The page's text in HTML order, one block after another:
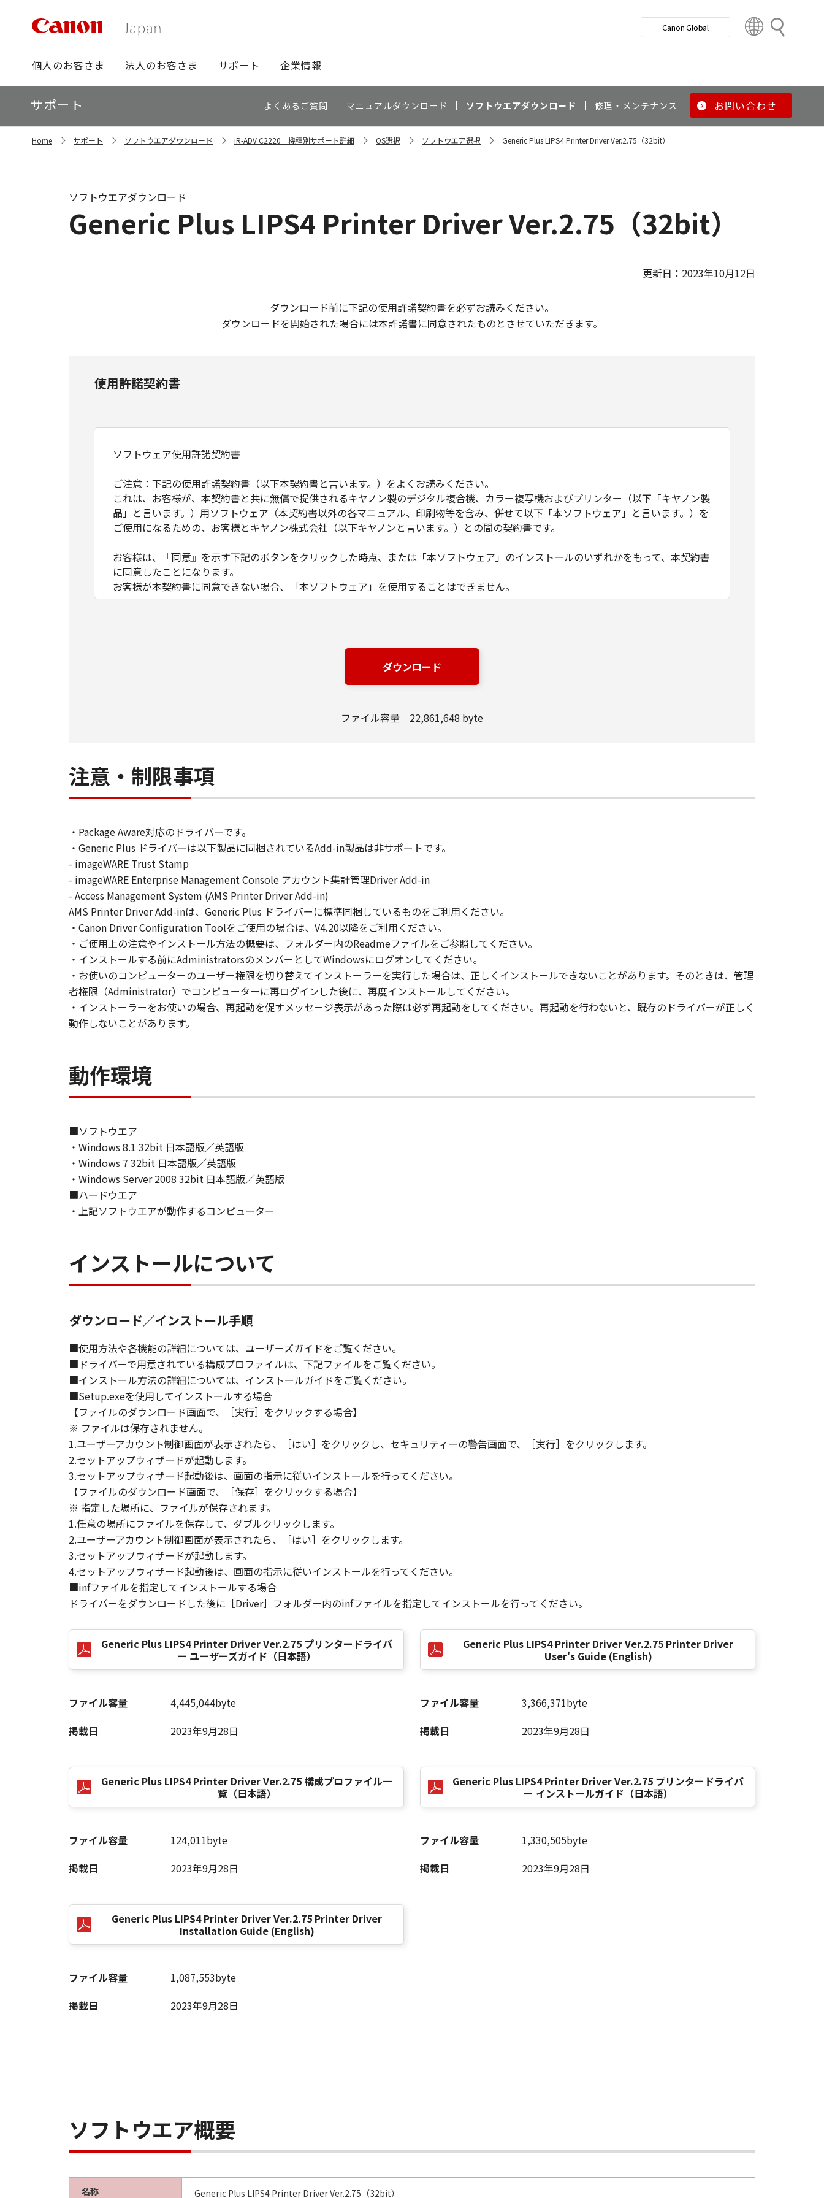
検
グ
ロ
ー
バ
ビ
個人のお客さま 法人のお客さま サポート 企業情報
Canon Global
t
y
ロ
ー
カ
ル
サポート よくあるご質問 マニュアルダウンロード ソフトウエアダウンロード 修理・メンテナンス お問い合わせ
Home サポート ソフトウエアダウンロード iR-ADV C2220 機種別サポート詳細 OS選択 ソフトウエア選択 Generic Plus LIPS4 Printer Driver Ver.2.75（32bit）
Generic Plus LIPS4 Printer Driver Ver.2.75（32bit）
ソフトウエアダウンロード
更新日：2023年10月12日
ダウンロード前に下記の使用許諾契約書を必ずお読みください。
ダウンロードを開始された場合には本許諾書に同意されたものとさせていただきます。
使用許諾契約書
ソフトウェア使用許諾契約書
ご注意：下記の使用許諾契約書（以下本契約書と言います。）をよくお読みください。
これは、お客様が、本契約書と共に無償で提供されるキヤノン製のデジタル複合機、カラー複写機およびプリンター（以下「キヤノン製
品」と言います。）用ソフトウェア（本契約書以外の各マニュアル、印刷物等を含み、併せて以下「本ソフトウェア」と言います。）を
ご使用になるための、お客様とキヤノン株式会社（以下キヤノンと言います。）との間の契約書です。
お客様は、『同意』を示す下記のボタンをクリックした時点、または「本ソフトウェア」のインストールのいずれかをもって、本契約書
に同意したことになります。
お客様が本契約書に同意できない場合、「本ソフトウェア」を使用することはできません。
数のコンピューター（以下「指定機器」と言います。）において、「本ソフトウェア」を使用（本契約書においては、「本ソフトウェ
ア」をコンピューターの記憶媒体上にインストールすること、またはコンピューターにおいて表示すること、アクセスすること、もしく
は実行することのいずれも含むものとします。）するための非独占的権利をお客様に対して許諾します。お客様は、また「指定機器」に
ネットワークを通じて接続されたコンピューター上で、かかるコンピューターの使用者に対して「本ソフトウェア」を使用させることが
ができます。
(3) 上記(1)および(2)に定める場合を除き、キヤノンまたはキヤノンのライセンサーのいかなる知的財産権も、明示たると黙示たるとを問
わず、本契約書によってお客様に譲渡あるいは許諾されるものではありません。
とはできません。
(2) お客様は、「本ソフトウェア」の全部または一部を修正、改変、逆コンパイル、逆アセンブル、その他リバースエンジニアリング等
することはできません。また第三者にこのような行為をさせてはなりません。
３．著作権表示
お客様は、「本ソフトウェア」に含まれるキヤノンまたはキヤノンのライセンサーの著作権表示を変更し、除去しもしくは削除してはな
りません。
４．所有権
「本ソフトウェア」に係る権原および所有権は、その内容によりキヤノンまたはキヤノンのライセンサーに帰属します。
５．輸出
お客様は、日本国政府または関連する外国政府より必要な許可等を得ることなしに、「本ソフトウェア」の全部または一部を、直接また
は間接に輸出してはなりません。
キヤノン、キヤノンの子会社、関係会社、それらの販売代理店および販売店、並びにキヤノンのライセンサーは、お客様による「本ソフ
トウェア」の使用を支援すること、および「本ソフトウェア」に対してアップデート、バグの修正あるいはサポートを行うことについ
て、いかなる責任も負うものではありません。
７．保証の否認・免責
(1) 「本ソフトウェア」は、『現状のまま』の状態で使用許諾されます。キヤノン、キヤノンのライセンサー、キヤノンの子会社、キヤ
ノンの関連会社、それらの販売代理店または販売店のいずれも、「本ソフトウェア」に関して、商品性および特定の目的への適合性の保
証を含め、いかなる保証も、明示たると黙示たるとを問わず一切しないものとします。
(2) キヤノン、キヤノンのライセンサー、キヤノンの子会社、キヤノンの関連会社、それらの販売代理店または販売店のいずれも、「本
ソフトウェア」の使用または使用不能から生ずるいかなる損害（逸失利益およびその他の派生的または付随的な損害を含むがこれらに限
定されない全ての損害を言います。）について、適用法で認められる限り、一切の責任を負わないものとします。たとえ、キヤノン、キ
(3) キヤノン、キヤノンのライセンサー、キヤノンの子会社、キヤノンの関連会社、それらの販売代理店または販売店のいずれも、「本
８．契約期間
効し、下記(2)または(3)により終了されるまで有効に存続します。
(2) お客様は、「本ソフトウェア」およびその複製物のすべてを廃棄および消去することにより、本契約書を終了させることができま
す。
(3) お客様が本契約書のいずれかの条項に違反した場合、本契約書は直ちに終了します。
(4) お客様は、上記(3)によって本契約書が終了した場合、速やかに、「本ソフトウェア」およびその複製物のすべてを廃棄または消去す
るものとします。
(5) 上記にかかわらず、本契約書第2条、第4条から第7条まで、第8条第4項および第10条の規定は、本契約書の終了後も効力を有しま
す。
９．U.S. GOVERNMENT RESTRICTED RIGHTS NOTICE
“米国政府エンドユーザー”とは、米国政府の機関また団体を意味します。もしお客様が米国政府エンドユーザーである場合、以下の規定
が適用されます：The SOFTWARE is a "commercial item," as that term is defined at 48 C.F.R. 2.101 (Oct 1995), consisting of
"commercial computer software" and "commercial computer software documentation," as such terms are used in 48 C.F.R. 12.212
(Sept 1995). Consistent with 48 C.F.R. 12.212 and 48 C.F.R. 227.7202-1 through 227.7202-4 (June 1995), all U.S. Government End
Users shall acquire the SOFTWARE with only those rights set forth herein. The manufacturer is Canon Inc./30-2, Shimomaruko 3-
chome, Ohta-ku, Tokyo 146-8501, Japan.
本条項中で使用される"the SOFTWARE"とは、本契約書中で定義される「本ソフトウェア」を意味し、指し示すものとします。
本契約書のいずれかの条項またはその一部が法律により無効であると決定された場合でも、その他の条項は完全に有効に存続するものと
します。
ダウンロード
ファイル容量 22,861,648 byte
注意・制限事項
・Package Aware対応のドライバーです。
・Generic Plus ドライバーは以下製品に同梱されているAdd-in製品は非サポートです。
- imageWARE Trust Stamp
- imageWARE Enterprise Management Console アカウント集計管理Driver Add-in
- Access Management System (AMS Printer Driver Add-in)
AMS Printer Driver Add-inは、Generic Plus ドライバーに標準同梱しているものをご利用ください。
・Canon Driver Configuration Toolをご使用の場合は、V4.20以降をご利用ください。
・ご使用上の注意やインストール方法の概要は、フォルダー内のReadmeファイルをご参照してください。
・インストールする前にAdministratorsのメンバーとしてWindowsにログオンしてください。
・お使いのコンピューターのユーザー権限を切り替えてインストーラーを実行した場合は、正しくインストールできないことがあります。そのときは、管理
者権限（Administrator）でコンピューターに再ログインした後に、再度インストールしてください。
・インストーラーをお使いの場合、再起動を促すメッセージ表示があった際は必ず再起動をしてください。再起動を行わないと、既存のドライバーが正しく
動作しないことがあります。
動作環境
■ソフトウエア
・Windows 8.1 32bit 日本語版／英語版
・Windows 7 32bit 日本語版／英語版
・Windows Server 2008 32bit 日本語版／英語版
■ハードウエア
・上記ソフトウエアが動作するコンピューター
インストールについて
ダウンロード／インストール手順
■使用方法や各機能の詳細については、ユーザーズガイドをご覧ください。
■ドライバーで用意されている構成プロファイルは、下記ファイルをご覧ください。
■インストール方法の詳細については、インストールガイドをご覧ください。
■Setup.exeを使用してインストールする場合
【ファイルのダウンロード画面で、［実行］をクリックする場合】
※ ファイルは保存されません。
1.ユーザーアカウント制御画面が表示されたら、［はい］をクリックし、セキュリティーの警告画面で、［実行］をクリックします。
2.セットアップウィザードが起動します。
3.セットアップウィザード起動後は、画面の指示に従いインストールを行ってください。
【ファイルのダウンロード画面で、［保存］をクリックする場合】
※ 指定した場所に、ファイルが保存されます。
1.任意の場所にファイルを保存して、ダブルクリックします。
2.ユーザーアカウント制御画面が表示されたら、［はい］をクリックします。
3.セットアップウィザードが起動します。
4.セットアップウィザード起動後は、画面の指示に従いインストールを行ってください。
■infファイルを指定してインストールする場合
ドライバーをダウンロードした後に［Driver］フォルダー内のinfファイルを指定してインストールを行ってください。
Generic Plus LIPS4 Printer Driver Ver.2.75 プリンタードライバ
ー ユーザーズガイド（日本語）
ファイル容量
4,445,044byte
掲載日
2023年9月28日
Generic Plus LIPS4 Printer Driver Ver.2.75 Printer Driver
User's Guide (English)
ファイル容量
3,366,371byte
掲載日
2023年9月28日
Generic Plus LIPS4 Printer Driver Ver.2.75 構成プロファイル一
覧（日本語）
ファイル容量
124,011byte
掲載日
2023年9月28日
Generic Plus LIPS4 Printer Driver Ver.2.75 プリンタードライバ
ー インストールガイド（日本語）
ファイル容量
1,330,505byte
掲載日
2023年9月28日
Generic Plus LIPS4 Printer Driver Ver.2.75 Printer Driver
Installation Guide (English)
ファイル容量
1,087,553byte
掲載日
2023年9月28日
ソフトウエア概要
名称 Generic Plus LIPS4 Printer Driver Ver.2.75（32bit）